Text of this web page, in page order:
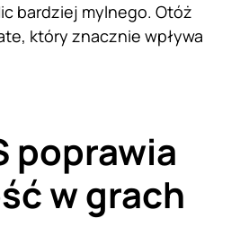
bardziej mylnego. Otóż
który znacznie wpływa
poprawia
w grach